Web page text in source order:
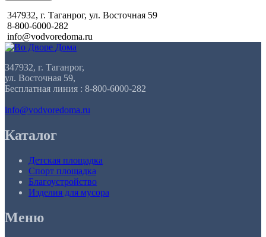
347932, г. Таганрог, ул. Восточная 59
8-800-6000-282
info@vodvoredoma.ru
347932, г. Таганрог,
ул. Восточная 59,
Бесплатная линия : 8-800-6000-282
info@vodvoredoma.ru
Каталог
Детская площадка
Спорт площадка
Благоустройство
Изделия для мусора
Меню